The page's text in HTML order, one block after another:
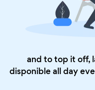
and to top it off,
disponible all day